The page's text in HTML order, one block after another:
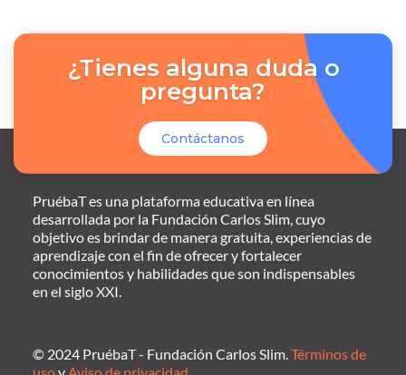
¿Tienes alguna duda o
pregunta?
Contáctanos
PruébaT es una plataforma educativa en línea
desarrollada por la Fundación Carlos Slim, cuyo
objetivo es brindar de manera gratuita, experiencias de
aprendizaje con el fin de ofrecer y fortalecer
conocimientos y habilidades que son indispensables
en el siglo XXI.
© 2024 PruébaT - Fundación Carlos Slim.Términos de